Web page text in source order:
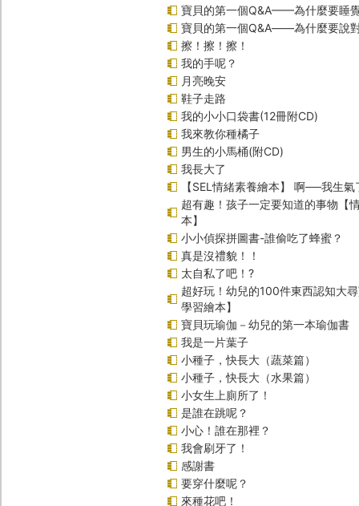
寶貝的第一個Q&A——為什麼要睡
寶貝的第一個Q&A――為什麼要說
擦！擦！擦！
我的手呢？
月亮晚安
鞋子走路
我的小小口袋書(12冊附CD)
我來教你種橘子
男生的小馬桶(附CD)
我長大了
【SEL情緒素養繪本】 啊──我生
超有趣！孩子一定要知道的事物【
本】
小小偵探拼圖書-誰偷吃了蜂蜜？
真是沒禮貌！！
太自私了吧！?
超好玩！幼兒的100件東西認知大
學習繪本】
寶貝玩瑜伽－幼兒的第一本瑜伽書
我是一片葉子
小種子，快長大（蔬菜篇）
小種子，快長大（水果篇）
小女生上廁所了！
是誰在跳呢？
小心！誰在那裡？
我會刷牙了！
感謝書
要穿什麼呢？
來種花吧！